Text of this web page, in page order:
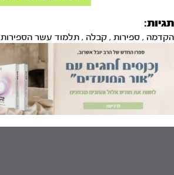
תגיות:
הקדמה , ספירות , קבלה , תלמוד עשר הספירות